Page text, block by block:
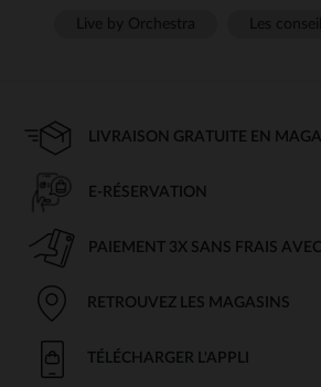
LIVRAISON GRATUITE EN
E-RÉSERVATION
PAIEMENT 3X SANS FRAIS
RETROUVEZ LES MAGASINS
TÉLÉCHARGER L'APPLI